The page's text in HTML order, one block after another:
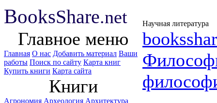
BooksShare.net Научная литература
Главное меню
Главная О нас Добавить материал Ваши
работы Поиск по сайту Карта книг
Купить книги Карта сайта
Книги
Агрономия Археология Архитектура